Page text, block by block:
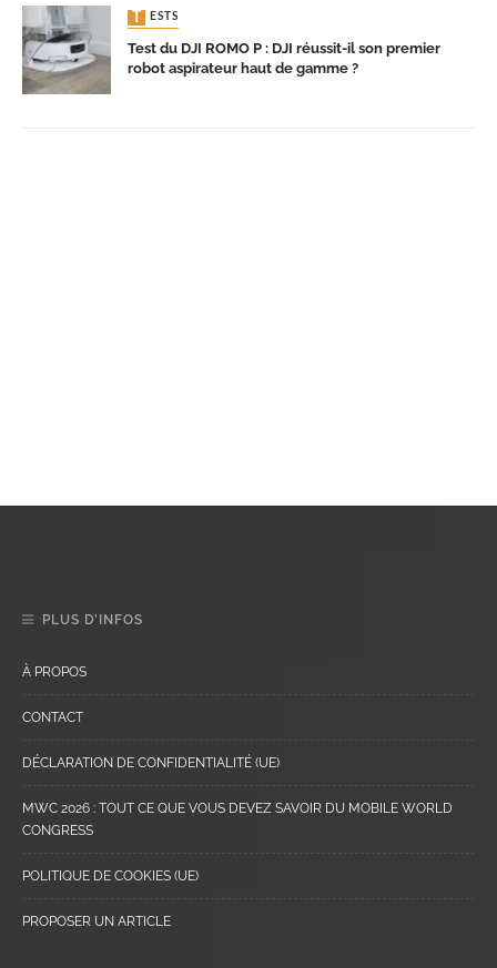
TESTS
Test du DJI ROMO P : DJI réussit-il son premier
robot aspirateur haut de gamme ?
PLUS D’INFOS
À PROPOS
CONTACT
DÉCLARATION DE CONFIDENTIALITÉ (UE)
MWC 2026 : TOUT CE QUE VOUS DEVEZ SAVOIR DU MOBILE WORLD
CONGRESS
POLITIQUE DE COOKIES (UE)
PROPOSER UN ARTICLE